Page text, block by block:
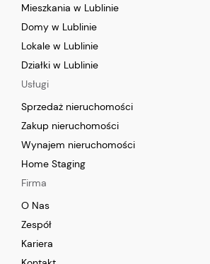
Mieszkania w Lublinie
Domy w Lublinie
Lokale w Lublinie
Działki w Lublinie
Usługi
Sprzedaż nieruchomości
Zakup nieruchomości
Wynajem nieruchomości
Home Staging
Firma
O Nas
Zespół
Kariera